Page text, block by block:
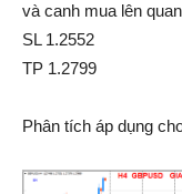
và canh mua lên
SL 1.2552
TP 1.2799
Phân tích áp dụng